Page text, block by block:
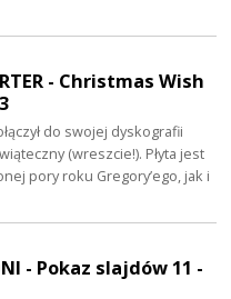
- Christmas Wish
do swojej dyskografii
(wreszcie!). Płyta jest
pory roku Gregory’ego, jak i
- Pokaz slajdów 11 -